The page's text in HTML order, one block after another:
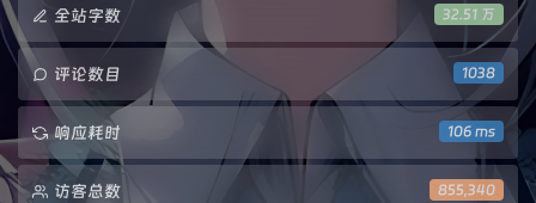
32.51 万
全站字数
1038
评论数目
106 ms
响应耗时
855,340
访客总数